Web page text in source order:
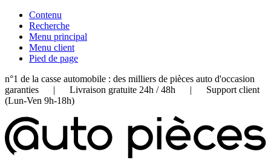
Contenu
Recherche
Menu principal
Menu client
Pied de page
n°1 de la casse automobile : des milliers de pièces auto d'occasion
garanties | Livraison gratuite 24h / 48h | Support client
(Lun-Ven 9h-18h)